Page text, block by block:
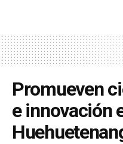
Promueven
e innovación